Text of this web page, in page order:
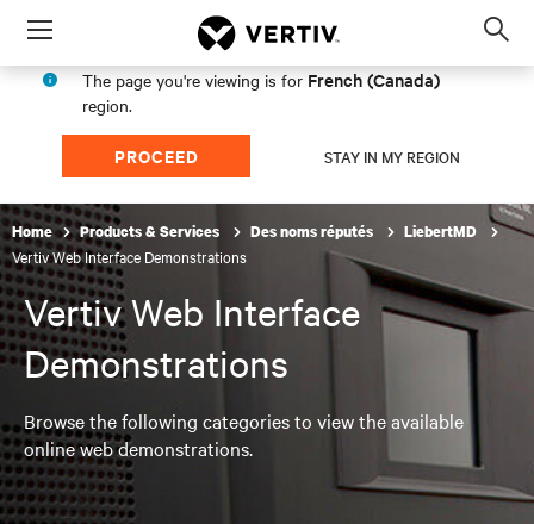
Menu
The page you're viewing is for French (Canada)
region.
PROCEED STAY IN MY REGION
Home Products & Services Des noms réputés LiebertMD
Vertiv Web Interface Demonstrations
Vertiv Web Interface
Demonstrations
Browse the following categories to view the available
online web demonstrations.